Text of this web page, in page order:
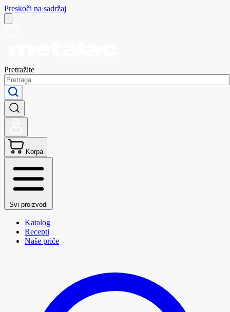
Preskoči na sadržaj
Pretražite
Korpa
Svi proizvodi
Katalog
Recepti
Naše priče